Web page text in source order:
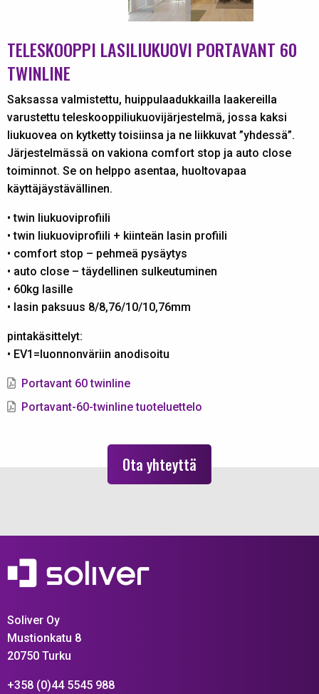
TELESKOOPPI LASILIUKUOVI PORTAVANT 60
TWINLINE
Saksassa valmistettu, huippulaadukkailla laakereilla
varustettu teleskooppiliukuovijärjestelmä, jossa kaksi
liukuovea on kytketty toisiinsa ja ne liikkuvat ”yhdessä”.
Järjestelmässä on vakiona comfort stop ja auto close
toiminnot. Se on helppo asentaa, huoltovapaa
käyttäjäystävällinen.
• twin liukuoviprofiili
• twin liukuoviprofiili + kiinteän lasin profiili
• comfort stop – pehmeä pysäytys
• auto close – täydellinen sulkeutuminen
• 60kg lasille
• lasin paksuus 8/8,76/10/10,76mm
pintakäsittelyt:
• EV1=luonnonväriin anodisoitu
Portavant 60 twinline
Portavant-60-twinline tuoteluettelo
Ota yhteyttä
Soliver Oy
Mustionkatu 8
20750 Turku
+358 (0)44 5545 988